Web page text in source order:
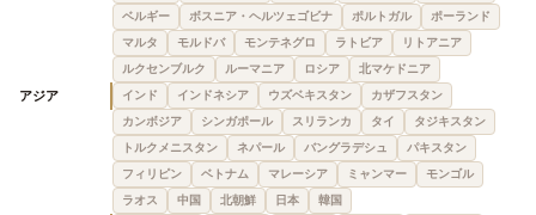
ベルギー
ボスニア・ヘルツェゴビナ ポルトガル
ポーランド
マルタ
モルドバ モンテネグロ ラトビア
リトアニア
ルクセンブルク
ルーマニア ロシア 北マケドニア
アジア インド インドネシア ウズベキスタン
カザフスタン
カンボジア
シンガポール スリランカ タイ
タジキスタン
トルクメニスタン
ネパール バングラデシュ
パキスタン
フィリピン
ベトナム マレーシア ミャンマー
モンゴル
ラオス
中国 北朝鮮 日本 韓国